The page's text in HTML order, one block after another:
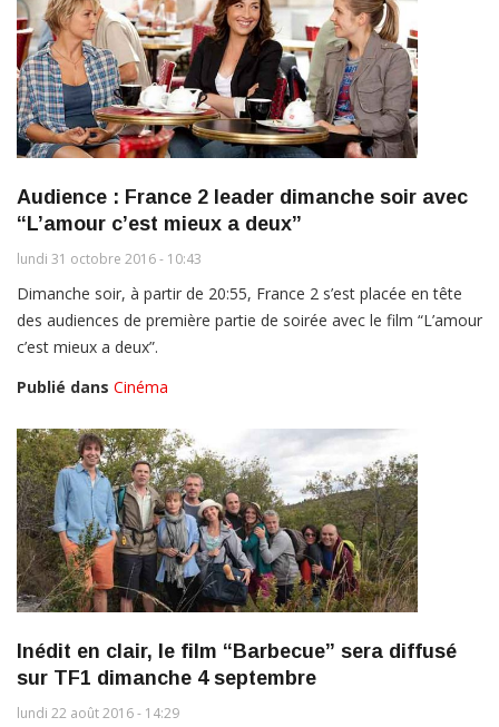
Audience : France 2 leader dimanche soir avec
“L’amour c’est mieux a deux”
lundi 31 octobre 2016 - 10:43
Dimanche soir, à partir de 20:55, France 2 s’est placée en tête
des audiences de première partie de soirée avec le film “L’amour
c’est mieux a deux”.
Publié dans Cinéma
Inédit en clair, le film “Barbecue” sera diffusé
sur TF1 dimanche 4 septembre
lundi 22 août 2016 - 14:29